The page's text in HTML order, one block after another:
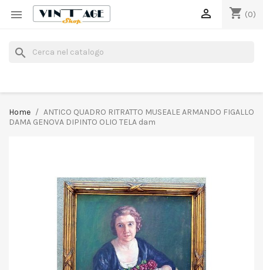
 shopping_cart (0)

search
Home
ANTICO QUADRO RITRATTO MUSEALE ARMANDO FIGALLO
DAMA GENOVA DIPINTO OLIO TELA dam